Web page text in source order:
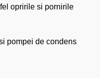
opririle si pornirile
pompei de condens